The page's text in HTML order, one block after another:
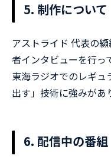
5. 制作について
アストライド 代表の
者インタビューを行っ
東海ラジオでのレギュ
出す」技術に強みがあ
6. 配信中の番組